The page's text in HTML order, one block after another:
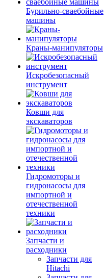
Бурильно-сваебойные
машины
Краны-манипуляторы
Искробезопасный
инструмент
Ковши для
экскаваторов
Гидромоторы и
гидронасосы для
импортной и
отечественной
техники
Запчасти и
расходники
Запчасти для
Hitachi